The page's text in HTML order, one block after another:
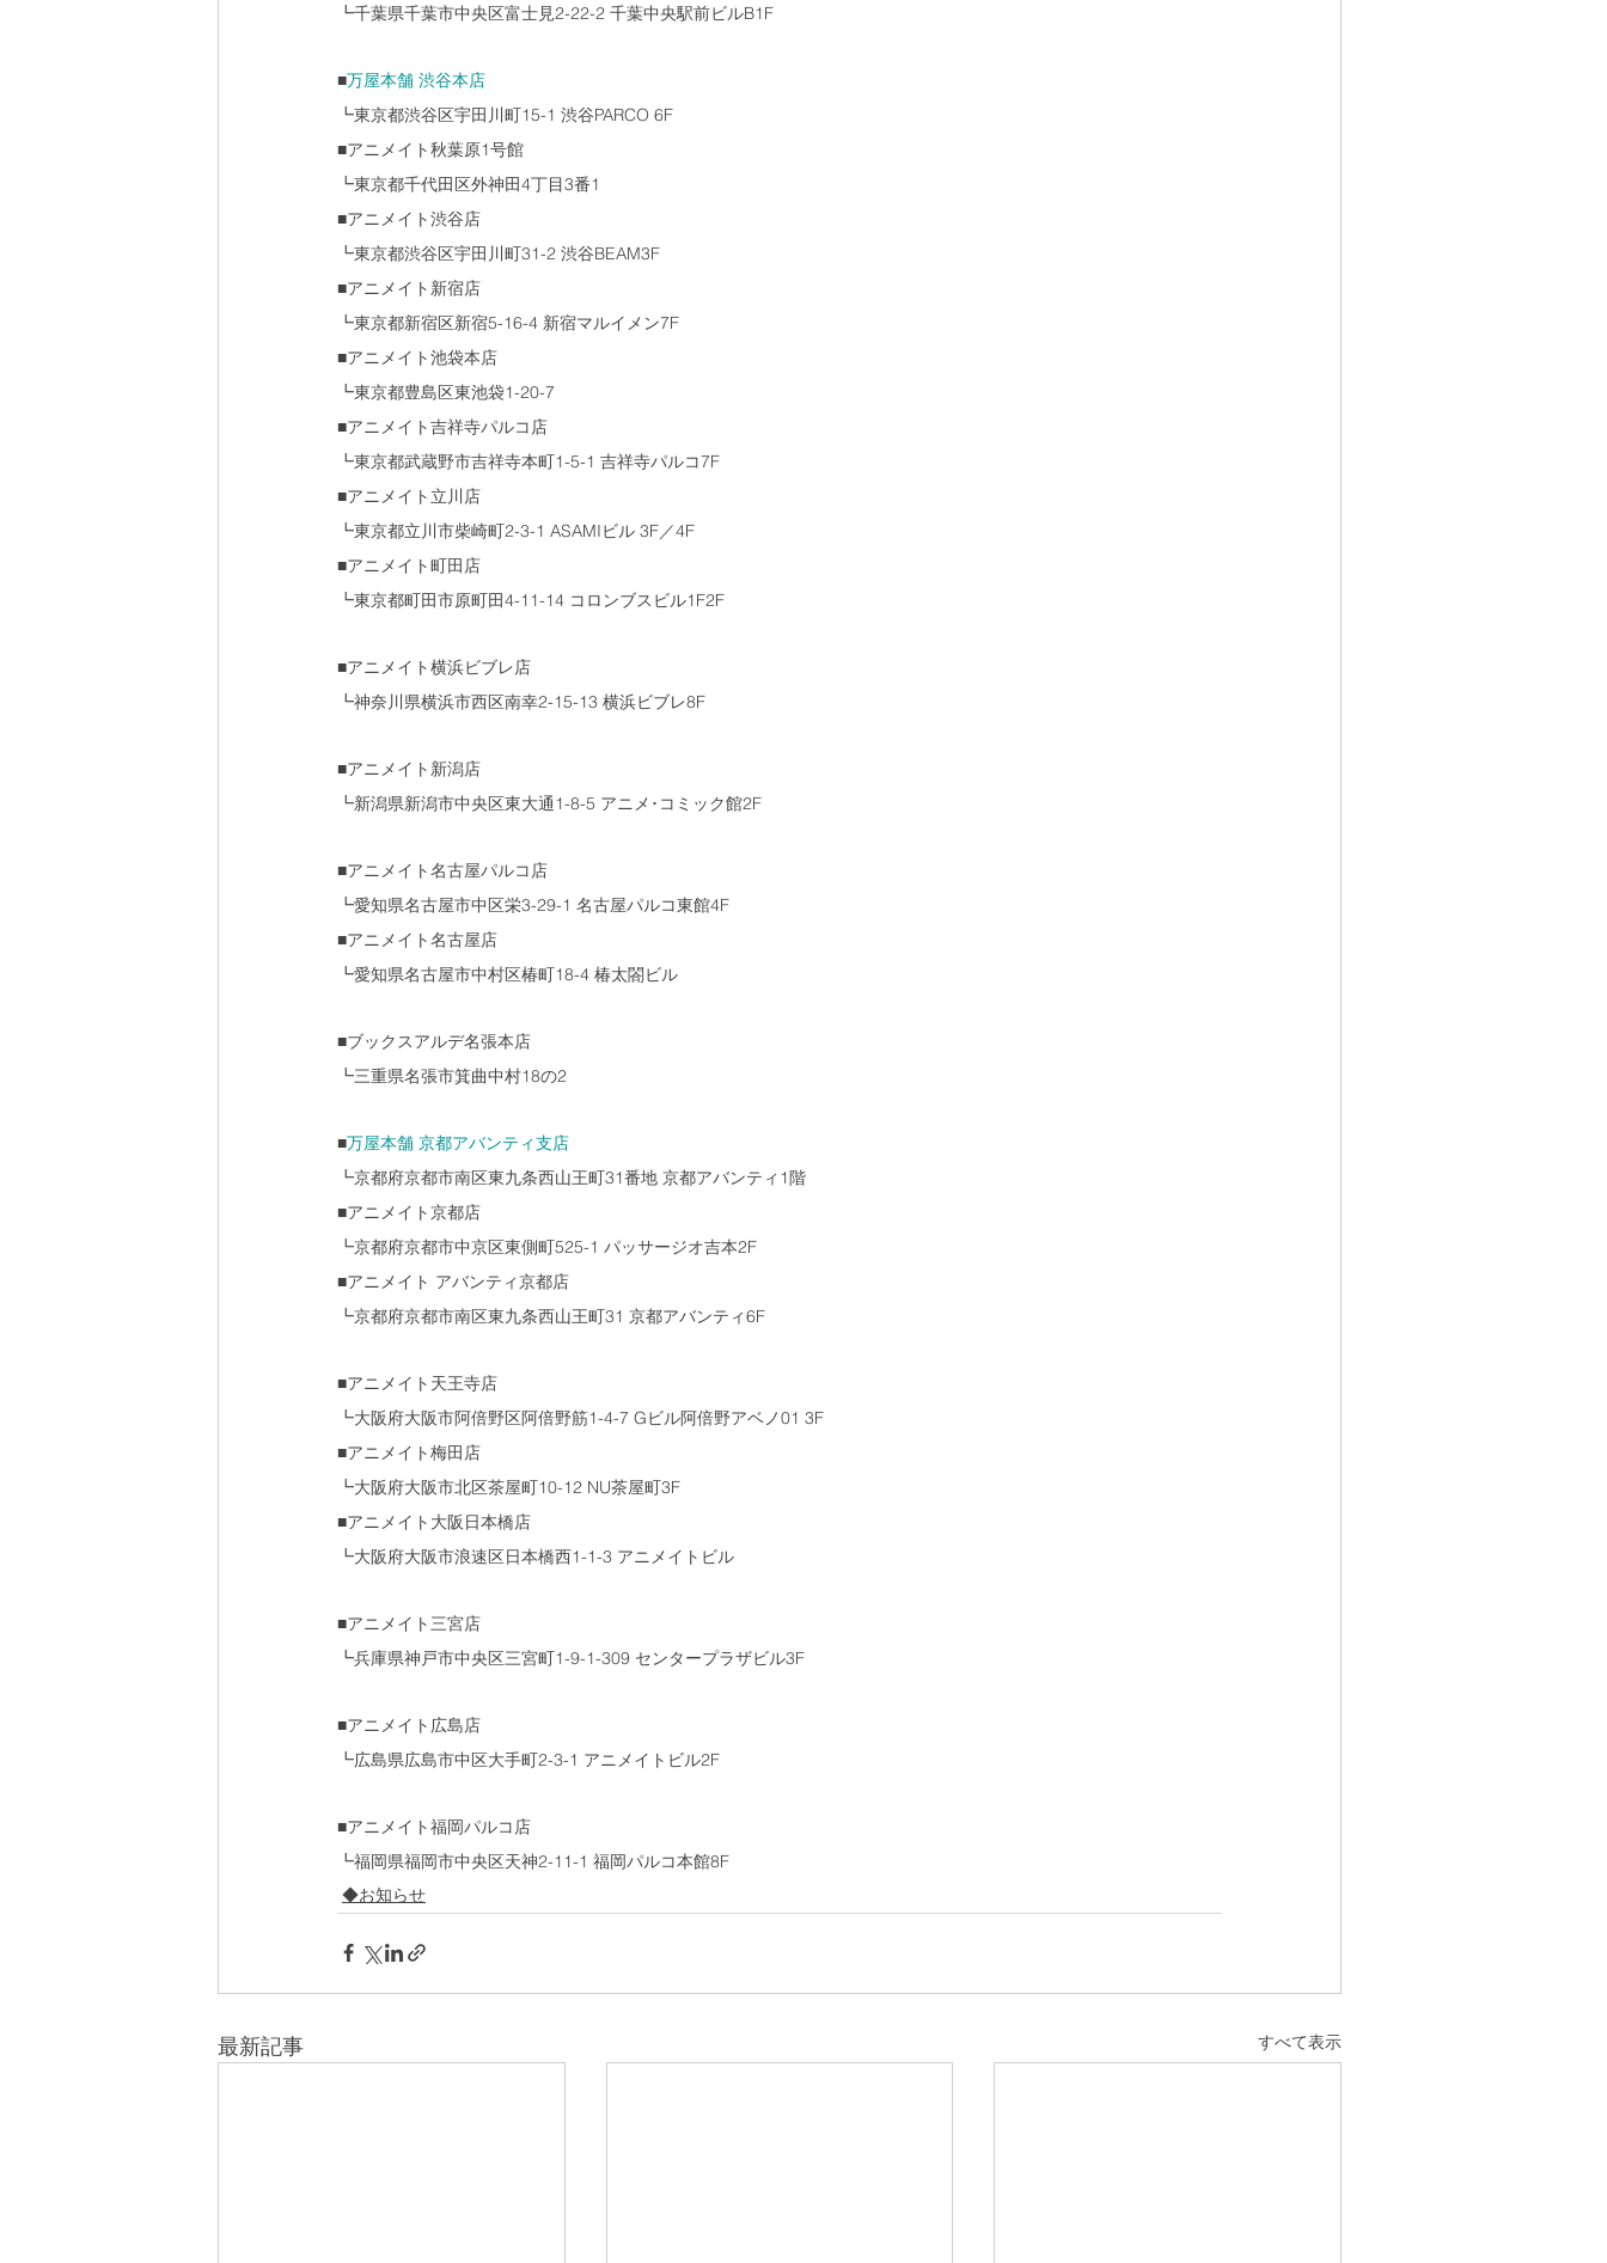
┗千葉県千葉市中央区富士見2-22-2 千葉中央駅前ビルB1F
■万屋本舗 渋谷本店
┗東京都渋谷区宇田川町15-1 渋谷PARCO 6F
■アニメイト秋葉原1号館
┗東京都千代田区外神田4丁目3番1
■アニメイト渋谷店
┗東京都渋谷区宇田川町31-2 渋谷BEAM3F
■アニメイト新宿店
┗東京都新宿区新宿5-16-4 新宿マルイメン7F
■アニメイト池袋本店
┗東京都豊島区東池袋1-20-7
■アニメイト吉祥寺パルコ店
┗東京都武蔵野市吉祥寺本町1-5-1 吉祥寺パルコ7F
■アニメイト立川店
┗東京都立川市柴崎町2-3-1 ASAMIビル 3F／4F
■アニメイト町田店
┗東京都町田市原町田4-11-14 コロンブスビル1F2F
■アニメイト横浜ビブレ店
┗神奈川県横浜市西区南幸2-15-13 横浜ビブレ8F
■アニメイト新潟店
┗新潟県新潟市中央区東大通1-8-5 アニメ･コミック館2F
■アニメイト名古屋パルコ店
┗愛知県名古屋市中区栄3-29-1 名古屋パルコ東館4F
■アニメイト名古屋店
┗愛知県名古屋市中村区椿町18-4 椿太閤ビル
■ブックスアルデ名張本店
┗三重県名張市箕曲中村18の2
■万屋本舗 京都アバンティ支店
┗京都府京都市南区東九条西山王町31番地 京都アバンティ1階
■アニメイト京都店
┗京都府京都市中京区東側町525-1 パッサージオ吉本2F
■アニメイト アバンティ京都店
┗京都府京都市南区東九条西山王町31 京都アバンティ6F
■アニメイト天王寺店
┗大阪府大阪市阿倍野区阿倍野筋1-4-7 Gビル阿倍野アベノ01 3F
■アニメイト梅田店
┗大阪府大阪市北区茶屋町10-12 NU茶屋町3F
■アニメイト大阪日本橋店
┗大阪府大阪市浪速区日本橋西1-1-3 アニメイトビル
■アニメイト三宮店
┗兵庫県神戸市中央区三宮町1-9-1-309 センタープラザビル3F
■アニメイト広島店
┗広島県広島市中区大手町2-3-1 アニメイトビル2F
■アニメイト福岡パルコ店
┗福岡県福岡市中央区天神2-11-1 福岡パルコ本館8F
◆お知らせ
最新記事 すべて表示